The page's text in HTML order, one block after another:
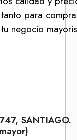
para
negocio
SANTIAGO.